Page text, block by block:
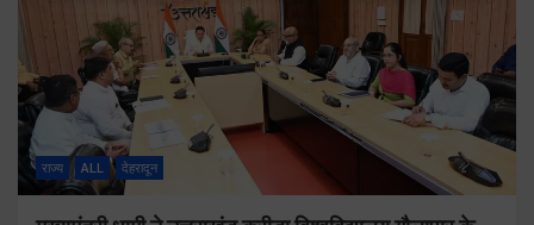
राज्य ALL देहरादून